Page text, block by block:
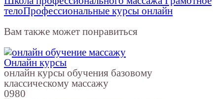
телоПрофессиональные курсы онлайн
Вам также может понравиться
Онлайн курсы
онлайн курсы обучения базовому
классическому массажу
0980